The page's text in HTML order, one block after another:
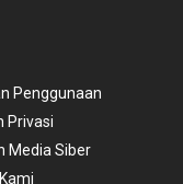
Penggunaan
Privasi
Media Siber